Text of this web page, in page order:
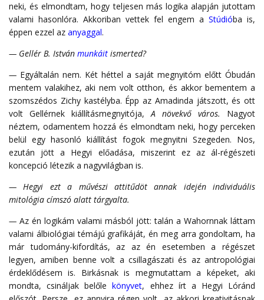
neki, és elmondtam, hogy teljesen más logika alapján jutottam
valami hasonlóra. Akkoriban vettek fel engem a Stúdióba is,
éppen ezzel az anyaggal.
— Gellér B. István munkáit ismerted?
— Egyáltalán nem. Két héttel a saját megnyitóm előtt Óbudán
mentem valakihez, aki nem volt otthon, és akkor bementem a
szomszédos Zichy kastélyba. Épp az Amadinda játszott, és ott
volt Gellérnek kiállításmegnyitója,A növekvő város. Nagyot
néztem, odamentem hozzá és elmondtam neki, hogy perceken
belül egy hasonló kiállítást fogok megnyitni Szegeden. Nos,
ezután jött a Hegyi előadása, miszerint ez az ál-régészeti
koncepció létezik a nagyvilágban is.
— Hegyi ezt a művészi attitűdöt annak idején individuális
mitológia címszó alatt tárgyalta.
— Az én logikám valami másból jött: talán a Wahornnak láttam
valami álbiológiai témájú grafikáját, én meg arra gondoltam, ha
már tudomány-kifordítás, az az én esetemben a régészet
legyen, amiben benne volt a csillagászati és az antropológiai
érdeklődésem is. Birkásnak is megmutattam a képeket, aki
mondta, csináljak belőlekönyvet, ehhez írt a Hegyi Lóránd